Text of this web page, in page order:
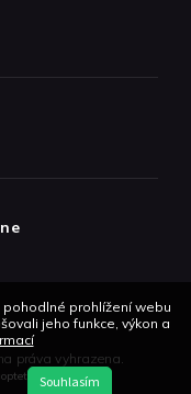
pohodlné prohlížení webu
jeho funkce, výkon a
Souhlasím
práva vyhrazena.